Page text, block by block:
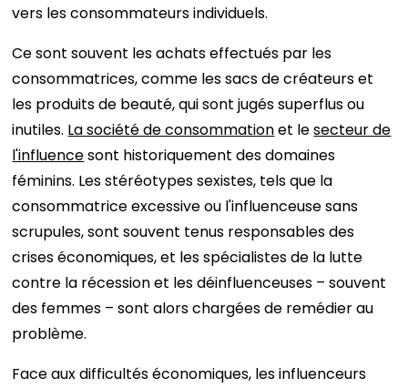
vers les consommateurs individuels.
Ce sont souvent les achats effectués par les
consommatrices, comme les sacs de créateurs et
les produits de beauté, qui sont jugés superflus ou
inutiles. La société de consommationet lesecteur de
l'influencesont historiquement des domaines
féminins. Les stéréotypes sexistes, tels que la
consommatrice excessive ou l'influenceuse sans
scrupules, sont souvent tenus responsables des
crises économiques, et les spécialistes de la lutte
contre la récession et les déinfluenceuses – souvent
des femmes – sont alors chargées de remédier au
problème.
Face aux difficultés économiques, les influenceurs